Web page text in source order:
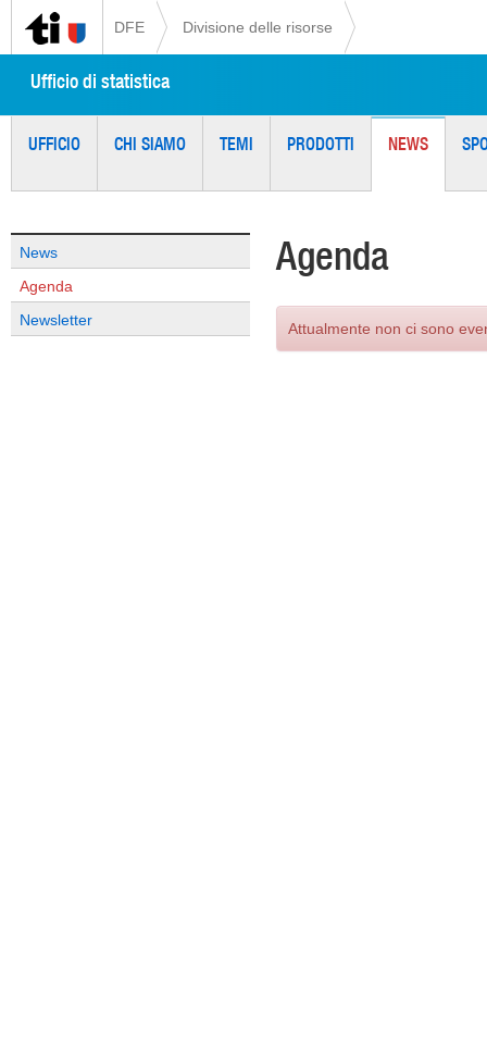
DFE Divisione delle risorse
Ufficio di statistica
UFFICIO CHI SIAMO TEMI PRODOTTI NEWS
News
Agenda
Newsletter
Agenda
Attualmente non ci sono